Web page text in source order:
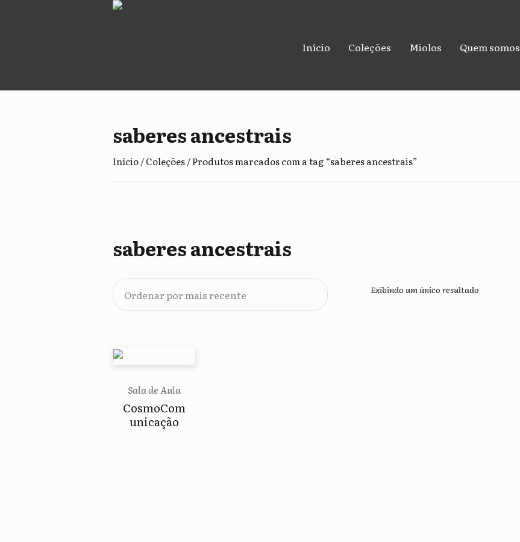
Início Coleções Miolos Quem somos
saberes ancestrais
Início/Coleções/ Produtos marcados com a tag “saberes ancestrais”
saberes ancestrais
Exibindo um único resultado
Sala de Aula
CosmoCom
unicação